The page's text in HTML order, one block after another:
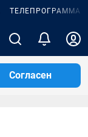
ТЕЛЕПРОГРАММА
Согласен